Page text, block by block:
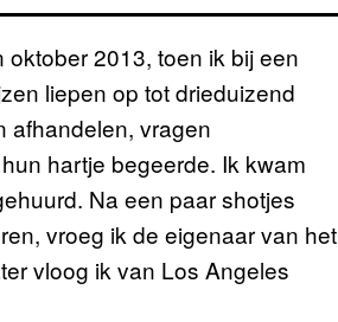
2013, toen ik bij een
liepen op tot drieduizend
afhandelen, vragen
hartje begeerde. Ik kwam
Na een paar shotjes
vroeg ik de eigenaar van het
vloog ik van Los Angeles